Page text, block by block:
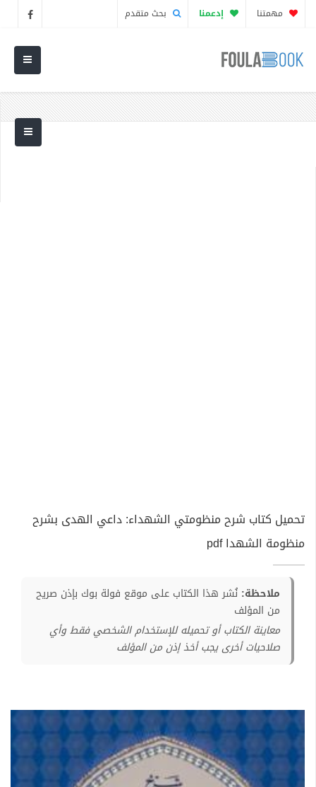
مهمتنا إدعمنا بحث متقدم
تحميل كتاب شرح منظومتي الشهداء: داعي الهدى بشرح
منظومة الشهدا pdf
ملاحظة: نُشر هذا الكتاب على موقع فولة بوك بإذن صريح
من المؤلف
معاينة الكتاب أو تحميله للإستخدام الشخصي فقط وأي
صلاحيات أخرى يجب أخذ إذن من المؤلف